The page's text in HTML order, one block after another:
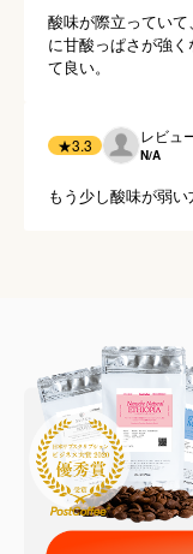
酸味が際立ってい
に甘酸っぱさが強
て良い。
★3.3 レビュ
N/A
もう少し酸味が弱